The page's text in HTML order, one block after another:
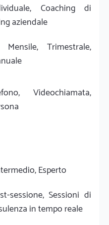
Coaching di
aziendale
Trimestrale,
Videochiamata,
Esperto
sessione, Sessioni di
in tempo reale